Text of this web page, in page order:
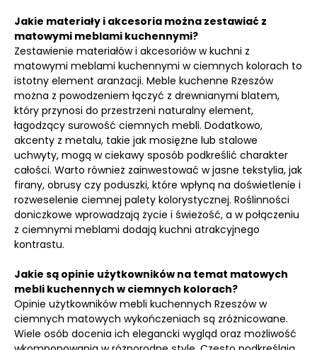
Jakie materiały i akcesoria można zestawiać z
matowymi meblami kuchennymi?
Zestawienie materiałów i akcesoriów w kuchni z
matowymi meblami kuchennymi w ciemnych kolorach to
istotny element aranżacji. Meble kuchenne Rzeszów
można z powodzeniem łączyć z drewnianymi blatem,
który przynosi do przestrzeni naturalny element,
łagodzący surowość ciemnych mebli. Dodatkowo,
akcenty z metalu, takie jak mosiężne lub stalowe
uchwyty, mogą w ciekawy sposób podkreślić charakter
całości. Warto również zainwestować w jasne tekstylia, jak
firany, obrusy czy poduszki, które wpłyną na doświetlenie i
rozweselenie ciemnej palety kolorystycznej. Roślinności
doniczkowe wprowadzają życie i świeżość, a w połączeniu
z ciemnymi meblami dodają kuchni atrakcyjnego
kontrastu.
Jakie są opinie użytkowników na temat matowych
mebli kuchennych w ciemnych kolorach?
Opinie użytkowników mebli kuchennych Rzeszów w
ciemnych matowych wykończeniach są zróżnicowane.
Wiele osób docenia ich elegancki wygląd oraz możliwość